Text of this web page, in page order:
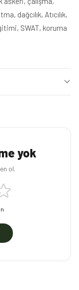
dağcılık, Atıcılık,
SWAT, koruma
yok
ol.